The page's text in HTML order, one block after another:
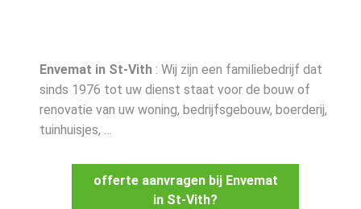
Envemat in St-Vith: Wij zijn een familiebedrijf dat
sinds 1976 tot uw dienst staat voor de bouw of
renovatie van uw woning, bedrijfsgebouw, boerderij,
tuinhuisjes, …
offerte aanvragen bij Envemat
in St-Vith?